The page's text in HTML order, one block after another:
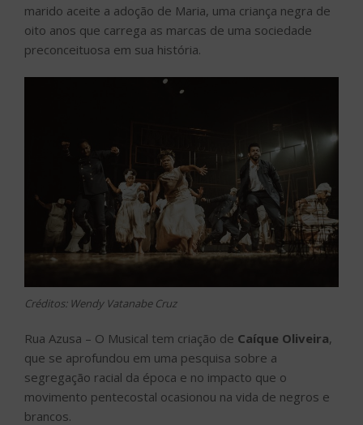
marido aceite a adoção de Maria, uma criança negra de
oito anos que carrega as marcas de uma sociedade
preconceituosa em sua história.
Créditos: Wendy Vatanabe Cruz
Rua Azusa – O Musical tem criação de Caíque Oliveira,
que se aprofundou em uma pesquisa sobre a
segregação racial da época e no impacto que o
movimento pentecostal ocasionou na vida de negros e
brancos.